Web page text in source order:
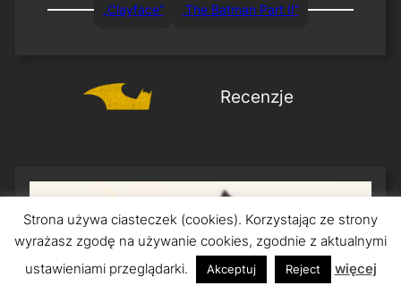
„Clayface” „The Batman Part II”
Recenzje
Strona używa ciasteczek (cookies). Korzystając ze strony
wyrażasz zgodę na używanie cookies, zgodnie z aktualnymi
ustawieniami przeglądarki.
Akceptuj Reject więcej